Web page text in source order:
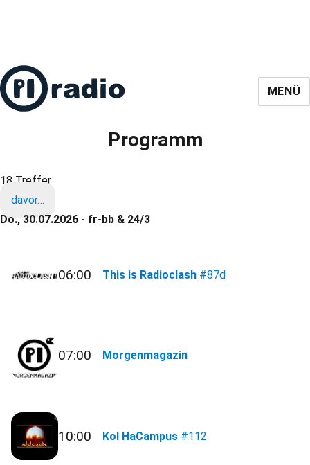
MENÜ
Programm
18 Treffer
davor…
Do., 30.07.2026 - fr-bb & 24/3
06:00 This is Radioclash #87d
07:00 Morgenmagazin
10:00 Kol HaCampus #112